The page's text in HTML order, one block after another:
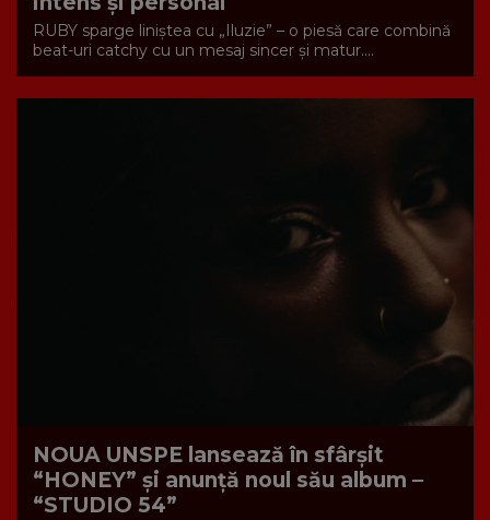
RUBY sparge liniștea cu „Iluzie” – o piesă care combină
beat-uri catchy cu un mesaj sincer și matur....
NOUA UNSPE lansează în sfârșit
“HONEY” și anunță noul său album –
“STUDIO 54”